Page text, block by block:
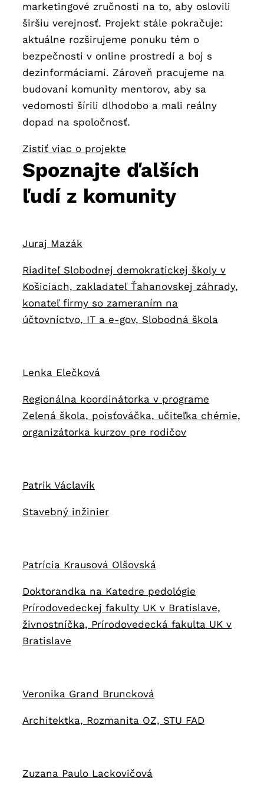
marketingové zručnosti na to, aby oslovili
širšiu verejnosť. Projekt stále pokračuje:
aktuálne rozširujeme ponuku tém o
bezpečnosti v online prostredí a boj s
dezinformáciami. Zároveň pracujeme na
budovaní komunity mentorov, aby sa
vedomosti šírili dlhodobo a mali reálny
dopad na spoločnosť.
Zistiť viac o projekte
Spoznajte ďalších
ľudí z komunity
Juraj Mazák
Riaditeľ Slobodnej demokratickej školy v
Košiciach, zakladateľ Ťahanovskej záhrady,
konateľ firmy so zameraním na
účtovníctvo, IT a e-gov, Slobodná škola
Lenka Elečková
Regionálna koordinátorka v programe
Zelená škola, poisťováčka, učiteľka chémie,
organizátorka kurzov pre rodičov
Patrik Václavík
Stavebný inžinier
Patrícia Krausová Olšovská
Doktorandka na Katedre pedológie
Prírodovedeckej fakulty UK v Bratislave,
živnostníčka, Prírodovedecká fakulta UK v
Bratislave
Veronika Grand Bruncková
Architektka, Rozmanita OZ, STU FAD
Zuzana Paulo Lackovičová